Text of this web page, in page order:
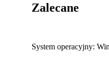
Zalecane
System operacyjny: